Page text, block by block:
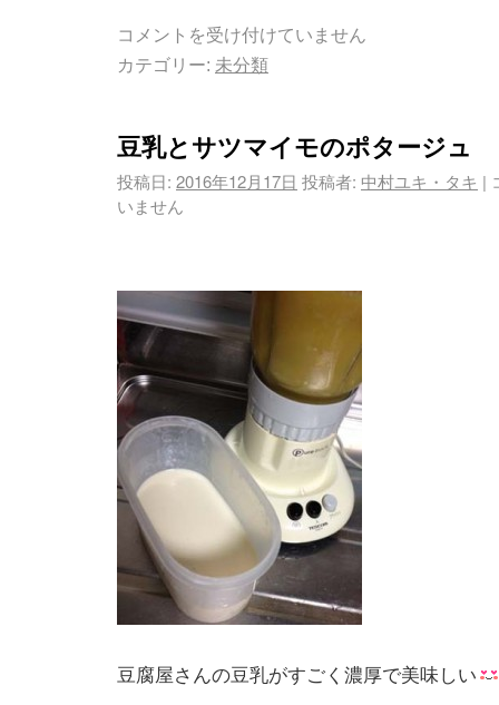
コメントを受け付けていません
カテゴリー: 未分類
豆乳とサツマイモのポタージュ
投稿日: 2016年12月17日 投稿者: 中村ユキ・タキ |
いません
豆腐屋さんの豆乳がすごく濃厚で美味しい